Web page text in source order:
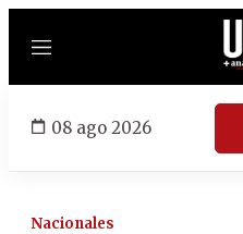
Menú
08 ago 2026
Nacionales